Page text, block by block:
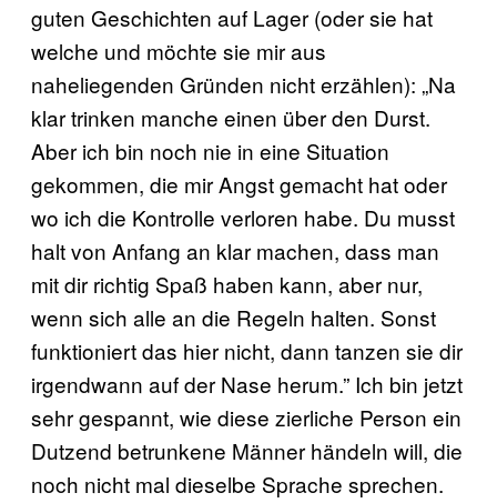
guten Geschichten auf Lager (oder sie hat
welche und möchte sie mir aus
naheliegenden Gründen nicht erzählen): „Na
klar trinken manche einen über den Durst.
Aber ich bin noch nie in eine Situation
gekommen, die mir Angst gemacht hat oder
wo ich die Kontrolle verloren habe. Du musst
halt von Anfang an klar machen, dass man
mit dir richtig Spaß haben kann, aber nur,
wenn sich alle an die Regeln halten. Sonst
funktioniert das hier nicht, dann tanzen sie dir
irgendwann auf der Nase herum.” Ich bin jetzt
sehr gespannt, wie diese zierliche Person ein
Dutzend betrunkene Männer händeln will, die
noch nicht mal dieselbe Sprache sprechen.